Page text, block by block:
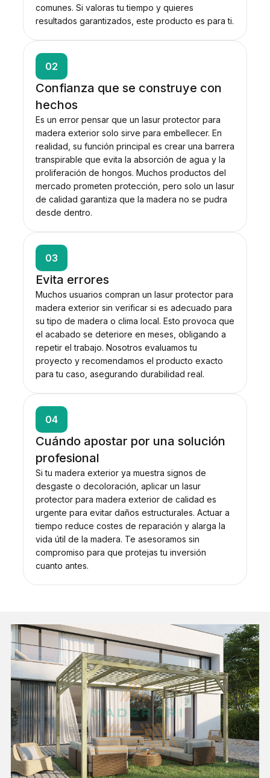
comunes. Si valoras tu tiempo y quieres
resultados garantizados, este producto es para ti.
02
Confianza que se construye con
hechos
Es un error pensar que un lasur protector para
madera exterior solo sirve para embellecer. En
realidad, su función principal es crear una barrera
transpirable que evita la absorción de agua y la
proliferación de hongos. Muchos productos del
mercado prometen protección, pero solo un lasur
de calidad garantiza que la madera no se pudra
desde dentro.
03
Evita errores
Muchos usuarios compran un lasur protector para
madera exterior sin verificar si es adecuado para
su tipo de madera o clima local. Esto provoca que
el acabado se deteriore en meses, obligando a
repetir el trabajo. Nosotros evaluamos tu
proyecto y recomendamos el producto exacto
para tu caso, asegurando durabilidad real.
04
Cuándo apostar por una solución
profesional
Si tu madera exterior ya muestra signos de
desgaste o decoloración, aplicar un lasur
protector para madera exterior de calidad es
urgente para evitar daños estructurales. Actuar a
tiempo reduce costes de reparación y alarga la
vida útil de la madera. Te asesoramos sin
compromiso para que protejas tu inversión
cuanto antes.